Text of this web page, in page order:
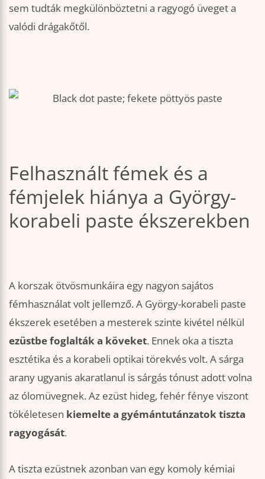
sem tudták megkülönböztetni a ragyogó üveget a
valódi drágakőtől.
Felhasznált fémek és a
fémjelek hiánya a György-
korabeli paste ékszerekben
A korszak ötvösmunkáira egy nagyon sajátos
fémhasználat volt jellemző. A György-korabeli paste
ékszerek esetében a mesterek szinte kivétel nélkül
ezüstbe foglalták a köveket. Ennek oka a tiszta
esztétika és a korabeli optikai törekvés volt. A sárga
arany ugyanis akaratlanul is sárgás tónust adott volna
az ólomüvegnek. Az ezüst hideg, fehér fénye viszont
tökéletesen kiemelte a gyémántutánzatok tiszta
ragyogását.
A tiszta ezüstnek azonban van egy komoly kémiai